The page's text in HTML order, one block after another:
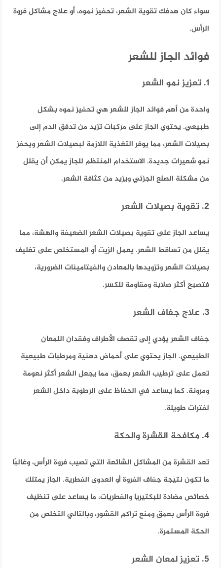
سواء كان هدفك تقوية الشعر، تحفيز نموه، أو علاج مشاكل فروة
الرأس.
فوائد الجاز للشعر
1. تعزيز نمو الشعر
واحدة من أهم فوائد الجاز للشعر هي تحفيز نموه بشكل
طبيعي. يحتوي الجاز على مركبات تزيد من تدفق الدم إلى
بصيلات الشعر، مما يوفر التغذية اللازمة لبصيلات الشعر ويحفز
نمو شعيرات جديدة. الاستخدام المنتظم للجاز يمكن أن يقلل
من مشكلة الصلع الجزئي ويزيد من كثافة الشعر.
2. تقوية بصيلات الشعر
يساعد الجاز على تقوية بصيلات الشعر الضعيفة والهشة، مما
يقلل من تساقط الشعر. يعمل الزيت أو المستخلص على تغليف
بصيلات الشعر وتزويدها بالمعادن والفيتامينات الضرورية،
فتصبح أكثر صلابة ومقاومة للكسر.
3. علاج جفاف الشعر
جفاف الشعر يؤدي إلى تقصف الأطراف وفقدان اللمعان
الطبيعي. الجاز يحتوي على أحماض دهنية ومرطبات طبيعية
تعمل على ترطيب الشعر بعمق، مما يجعل الشعر أكثر نعومة
ومرونة. كما يساعد في الحفاظ على الرطوبة داخل الشعر
لفترات طويلة.
4. مكافحة القشرة والحكة
تعد القشرة من المشاكل الشائعة التي تصيب فروة الرأس، وغالبًا
ما تكون نتيجة جفاف الفروة أو العدوى الفطرية. الجاز يمتلك
خصائص مضادة للبكتيريا والفطريات، ما يساعد على تنظيف
فروة الرأس بعمق ومنع تراكم القشور، وبالتالي التخلص من
الحكة المستمرة.
5. تعزيز لمعان الشعر